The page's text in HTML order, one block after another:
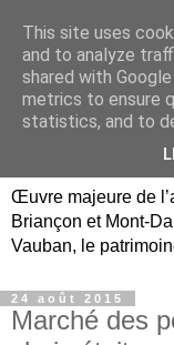
Vauban
Œuvre majeure de
Briançon et Mont-
Vauban, le
24 août 2015
Marché des
This site uses
and to analyze
shared with
metrics to ensure
statistics, and to